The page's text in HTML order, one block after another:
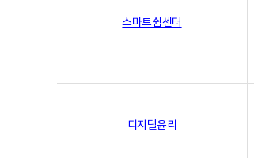
스마트쉼센터
디지털윤리